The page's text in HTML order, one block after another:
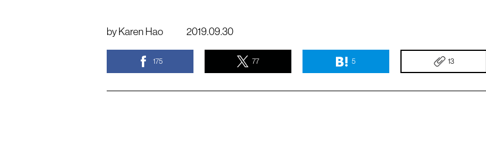
by Karen Hao 2019.09.30
175 77 5 13